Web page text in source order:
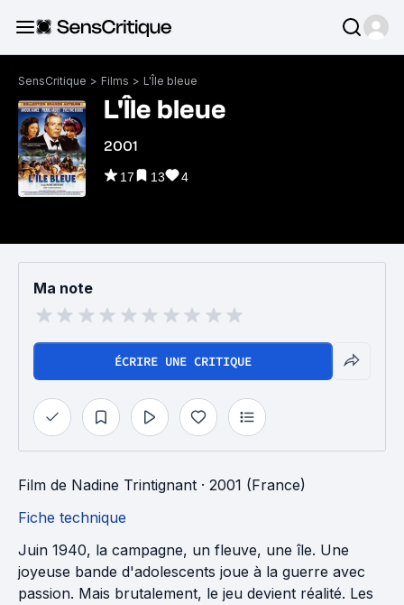
SensCritique > Films > L'Île bleue
L'Île bleue
2001
17 13 4
Ma note
ÉCRIRE UNE CRITIQUE
Film de Nadine Trintignant · 2001 (France)
Fiche technique
Juin 1940, la campagne, un fleuve, une île. Une
joyeuse bande d'adolescents joue à la guerre avec
passion. Mais brutalement, le jeu devient réalité. Les